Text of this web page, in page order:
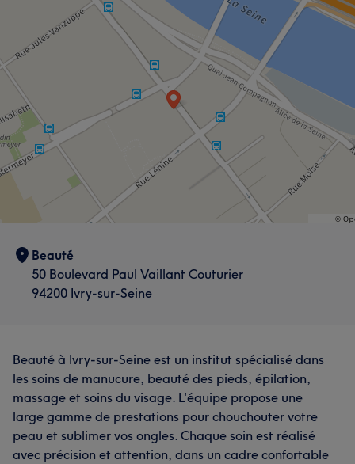
Beauté
50 Boulevard Paul Vaillant Couturier
94200 Ivry-sur-Seine
Beauté à Ivry-sur-Seine est un institut spécialisé dans
les soins de manucure, beauté des pieds, épilation,
massage et soins du visage. L'équipe propose une
large gamme de prestations pour chouchouter votre
peau et sublimer vos ongles. Chaque soin est réalisé
avec précision et attention, dans un cadre confortable